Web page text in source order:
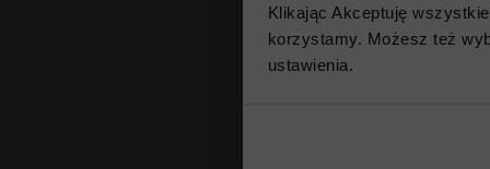
Klikając Akceptuję
korzystamy. Możesz też
ustawienia.​